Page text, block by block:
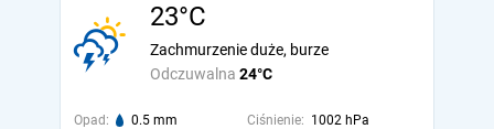
23°C
Odczuwalna 24°C
Zachmurzenie duże, burze
Opad: 0.5 mm Ciśnienie: 1002 hPa